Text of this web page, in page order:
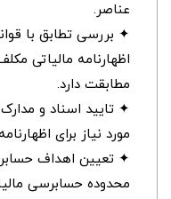
عناصر.
✦ بررسی تطابق با
اظهارنامه مالیاتی
مطابقت دارد.
✦ تایید اسناد و
مورد نیاز برای
✦ تعیین اهداف
محدوده حسابرسی